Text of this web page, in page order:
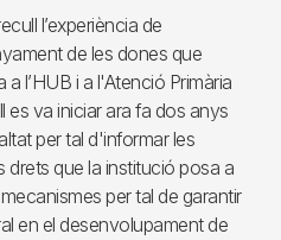
l’experiència de
de les dones que
l’HUB i a l'Atenció Primària
es va iniciar ara fa dos anys
per tal d'informar les
que la institució posa a
per tal de garantir
en el desenvolupament de